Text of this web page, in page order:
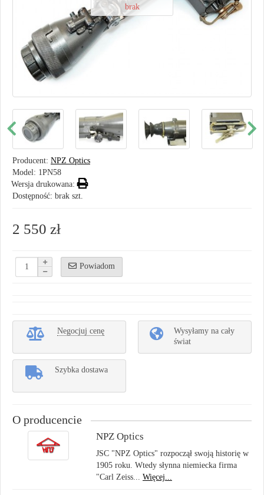
brak
Producent: NPZ Optics
Model: 1PN58
Wersja drukowana:
Dostępność: brak szt.
2 550 zł
Powiadom
Negocjuj cenę
Wysyłamy na cały
świat
Szybka dostawa
O producencie
NPZ Optics
JSC "NPZ Optics" rozpoczął swoją historię w
1905 roku. Wtedy słynna niemiecka firma
"Carl Zeiss... Więcej...